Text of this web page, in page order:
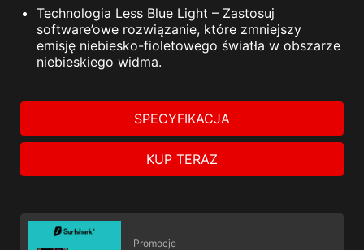
Technologia Less Blue Light – Zastosuj
software’owe rozwiązanie, które zmniejszy
emisję niebiesko-fioletowego światła w obszarze
niebieskiego widma.
SPECYFIKACJA
KUP TERAZ
Promocje